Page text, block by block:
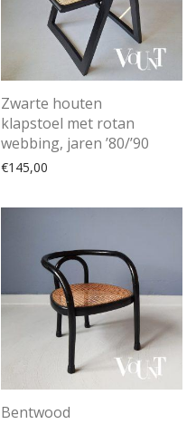
Zwarte houten
klapstoel met rotan
webbing, jaren ’80/’90
€145,00
Bentwood